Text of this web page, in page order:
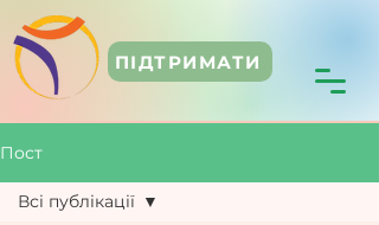
ПІДТРИМАТИ
Пост
Всі публікації